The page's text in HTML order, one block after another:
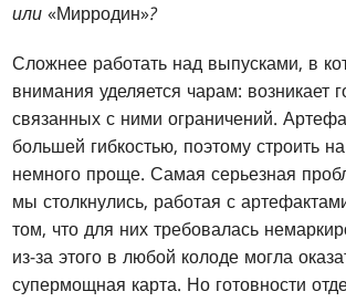
или«Мирродин»?
Сложнее работать над выпусками, в
внимания уделяется чарам: возникает
связанных с ними ограничений.
большей гибкостью, поэтому строить
немного проще. Самая серьезная
мы столкнулись, работая с
том, что для них требовалась
из-за этого в любой колоде могла
супермощная карта. Но готовности